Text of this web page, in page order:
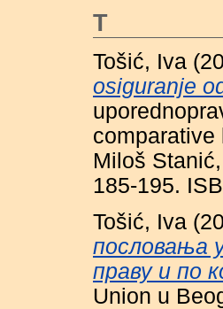
T
Tošić, Iva
osiguranje
comparative
Miloš
185-195.
Tošić, Iva
пословања
праву и по
Union u